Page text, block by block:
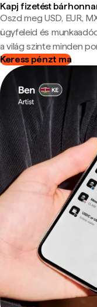
Kapj fizetést
Oszd meg USD, EUR,
ügyfeleid és
a világ szinte minden
Keress pénzt ma